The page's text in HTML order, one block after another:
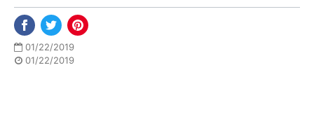
01/22/2019
01/22/2019